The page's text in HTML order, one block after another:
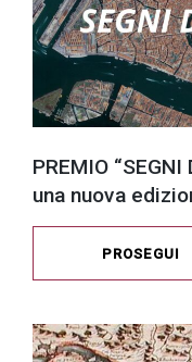
PREMIO
una nuova
PROSEGUI